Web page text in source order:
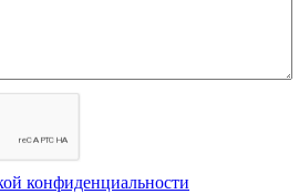
конфиденциальности